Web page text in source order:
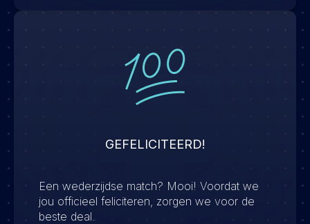
GEFELICITEERD!
Een wederzijdse match? Mooi! Voordat we
jou officieel feliciteren, zorgen we voor de
beste deal.